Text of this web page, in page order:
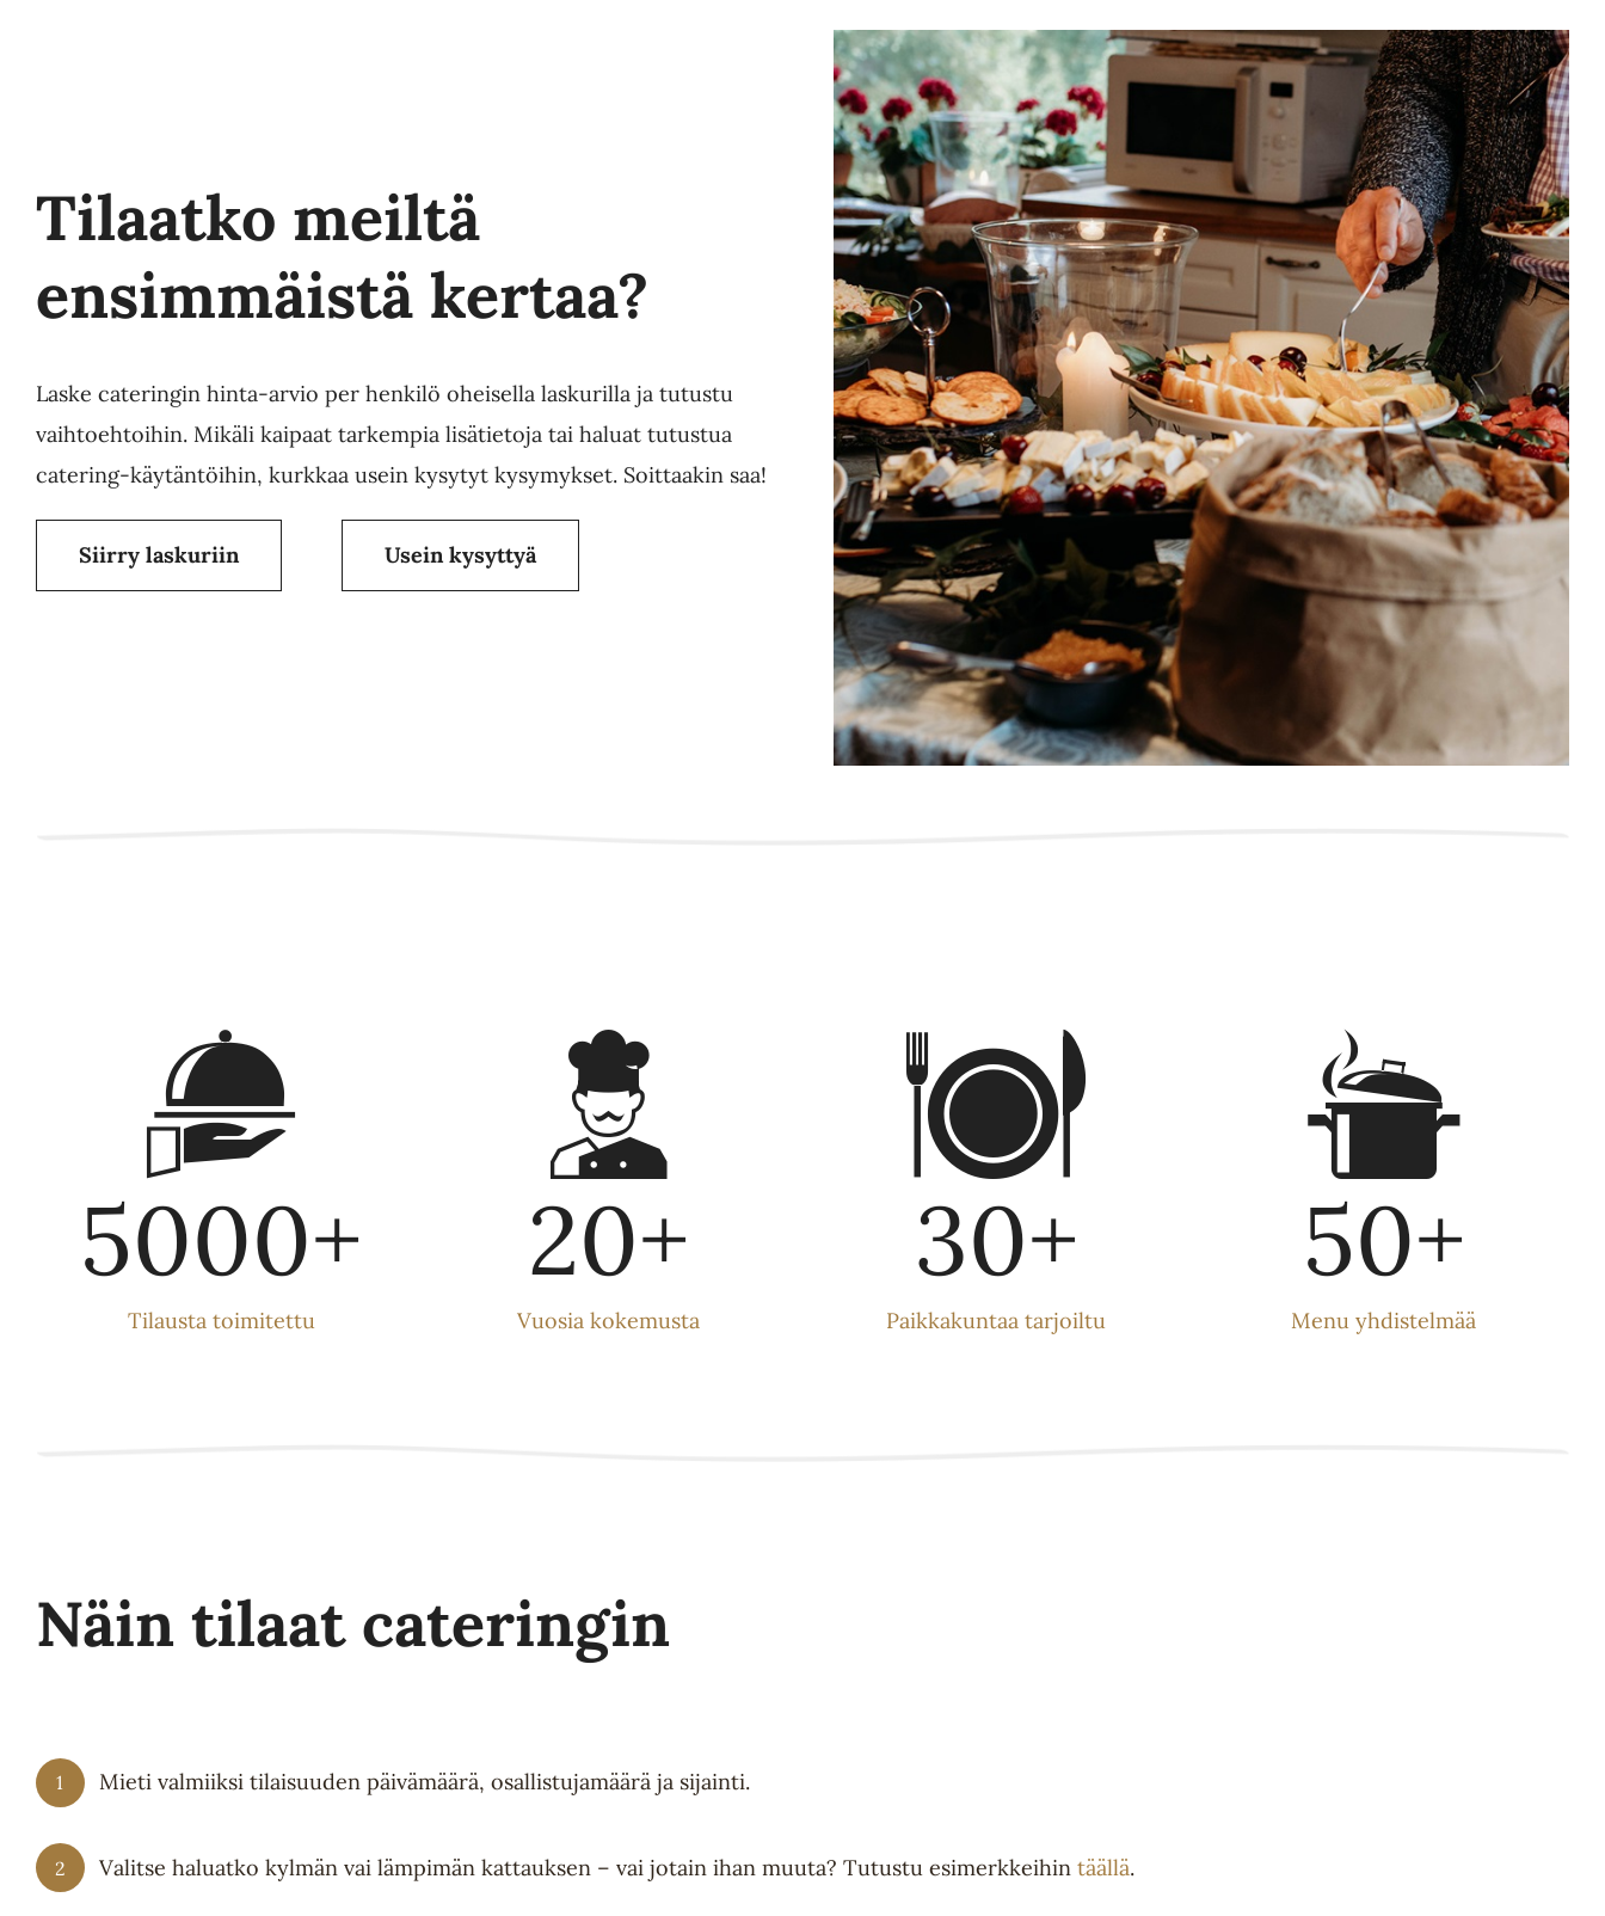
Tilaatko meiltä
ensimmäistä kertaa?
Laske cateringin hinta-arvio per henkilö oheisella laskurilla ja tutustu
vaihtoehtoihin. Mikäli kaipaat tarkempia lisätietoja tai haluat tutustua
catering-käytäntöihin, kurkkaa usein kysytyt kysymykset. Soittaakin saa!
Siirry laskuriin Usein kysyttyä
5000+
Tilausta toimitettu
20+
Vuosia kokemusta
30+
Paikkakuntaa tarjoiltu
50+
Menu yhdistelmää
Näin tilaat cateringin
1 Mieti valmiiksi tilaisuuden päivämäärä, osallistujamäärä ja sijainti.
2 Valitse haluatko kylmän vai lämpimän kattauksen – vai jotain ihan muuta? Tutustu esimerkkeihintäällä.